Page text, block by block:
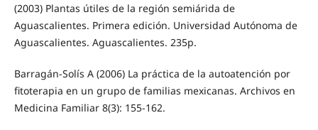
(2003) Plantas útiles de la región semiárida de
Aguascalientes. Primera edición. Universidad Autónoma de
Aguascalientes. Aguascalientes. 235p.
Barragán-Solís A (2006) La práctica de la autoatención por
fitoterapia en un grupo de familias mexicanas. Archivos en
Medicina Familiar 8(3): 155-162.